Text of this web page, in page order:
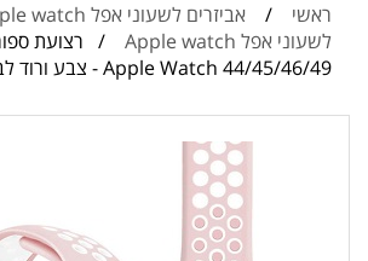
ראשי / אביזרים לשעוני אפל Apple watch
לשעוני אפל Apple watch
/ רצועת
Apple Watch 44/45/46/49 - צבע ורוד לבן